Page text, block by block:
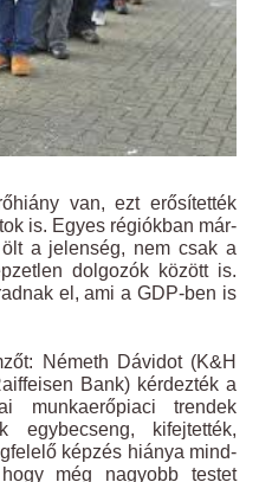
van, ezt erősítették
is. Egyes régiókban már-
a jelenség, nem csak a
dolgozók között is.
el, ami a GDP-ben is
Németh Dávidot (K&H
Bank) kérdezték a
munkaerőpiaci trendek
egybecseng, kifejtették,
képzés hiánya mind-
még nagyobb testet